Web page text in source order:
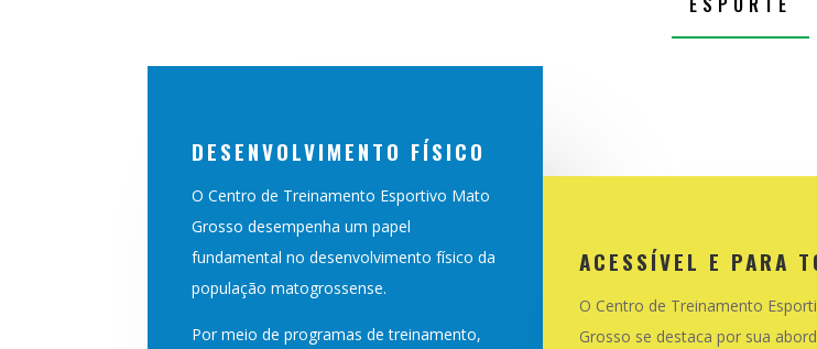
DESENVOLVIMENTO FÍSICO
O Centro de Treinamento Esportivo Mato
Grosso desempenha um papel
fundamental no desenvolvimento físico da
população matogrossense.
Por meio de programas de treinamento,
ACESSÍVEL E PARA
O Centro de Treinamento
Grosso se destaca por sua